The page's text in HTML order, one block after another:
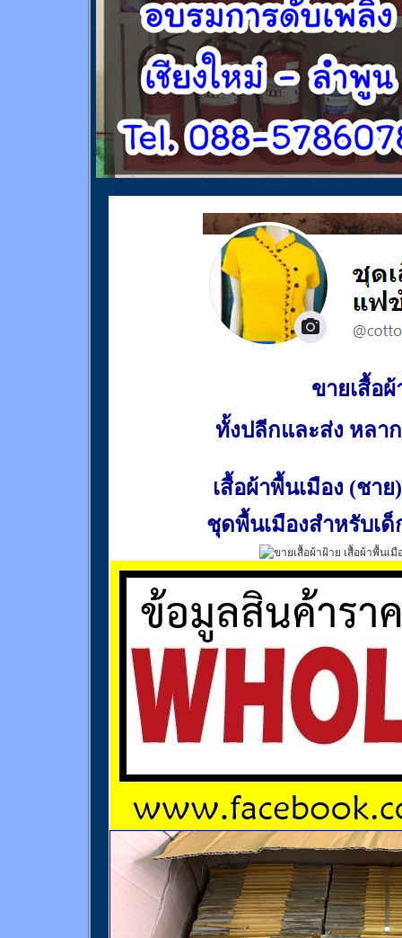
ขายเสื้อผ้
ทั้งปลีกและส่ง หลา
เสื้อผ้าพื้นเมือง (ชาย)
ชุดพื้นเมืองสำหรับเด็